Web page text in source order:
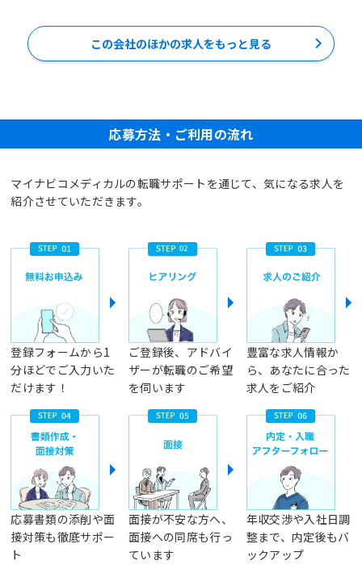
この会社のほかの求人をもっと見る
応募方法・ご利用の流れ
マイナビコメディカルの転職サポートを通じて、気になる求人を
紹介させていただきます。
登録フォームから1
分ほどでご入力いた
だけます！
ご登録後、アドバイ
ザーが転職のご希望
を伺います
豊富な求人情報か
ら、あなたに合った
求人をご紹介
応募書類の添削や面
接対策も徹底サポー
ト
面接が不安な方へ、
面接への同席も行っ
ています
年収交渉や入社日調
整まで、内定後もバ
ックアップ